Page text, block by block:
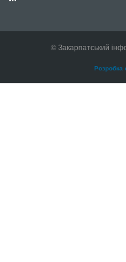
© Закарпатський
Розробка